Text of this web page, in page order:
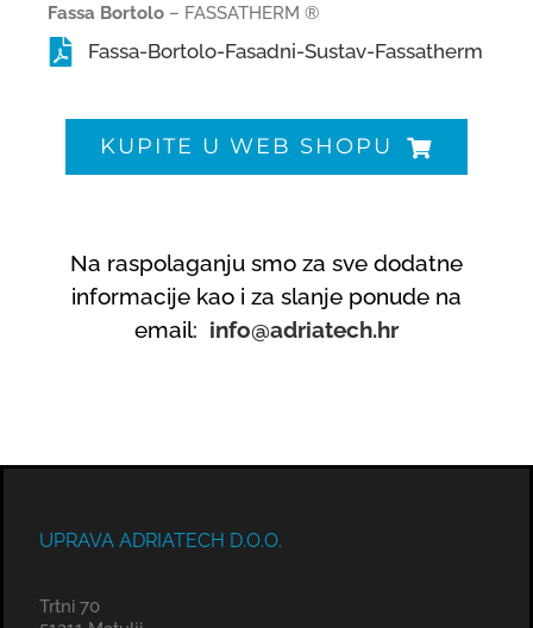
Fassa Bortolo– FASSATHERM ®
Fassa-Bortolo-Fasadni-Sustav-Fassatherm
KUPITE U WEB SHOPU
Na raspolaganju smo za sve dodatne
informacije kao i za slanje ponude na
email: info@adriatech.hr
UPRAVA ADRIATECH D.O.O.
Trtni 70